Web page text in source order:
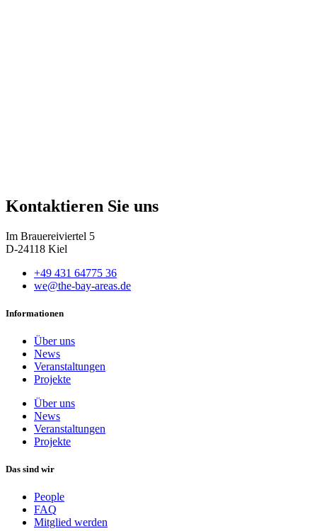
Kontaktieren Sie uns
Im Brauereiviertel 5
D-24118 Kiel
+49 431 64775 36
we@the-bay-areas.de
Informationen
Über uns
News
Veranstaltungen
Projekte
Über uns
News
Veranstaltungen
Projekte
Das sind wir
People
FAQ
Mitglied werden